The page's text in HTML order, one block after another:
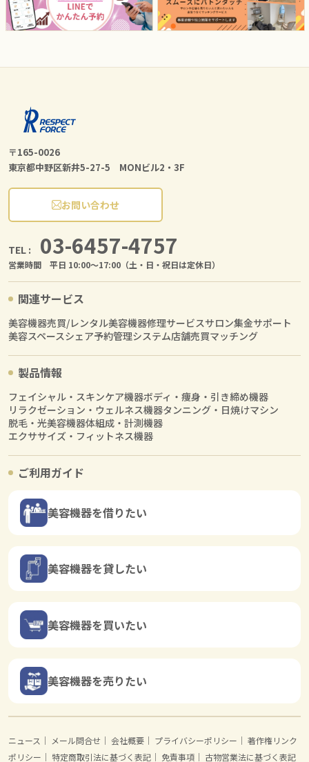
〒165-0026
東京都中野区新井5-27-5 MONビル2・3F
お問い合わせ
TEL : 03-6457-4757
営業時間 平日 10:00〜17:00（土・日・祝日は定休日）
関連サービス
美容機器売買/レンタル美容機器修理サービスサロン集金サポート
美容スペースシェア予約管理システム店舗売買マッチング
製品情報
フェイシャル・スキンケア機器ボディ・痩身・引き締め機器
リラクゼーション・ウェルネス機器タンニング・日焼けマシン
脱毛・光美容機器体組成・計測機器
エクササイズ・フィットネス機器
ご利用ガイド
美容機器を借りたい
美容機器を貸したい
美容機器を買いたい
美容機器を売りたい
ニュース ｜ メール問合せ ｜ 会社概要 ｜ プライバシーポリシー ｜ 著作権リンク
ポリシー ｜ 特定商取引法に基づく表記 ｜ 免責事項 ｜ 古物営業法に基づく表記